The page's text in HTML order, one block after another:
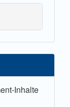
Inhalte